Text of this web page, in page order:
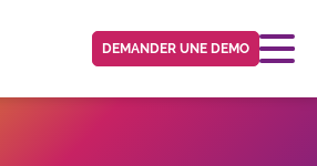
DEMANDER UNE DEMO